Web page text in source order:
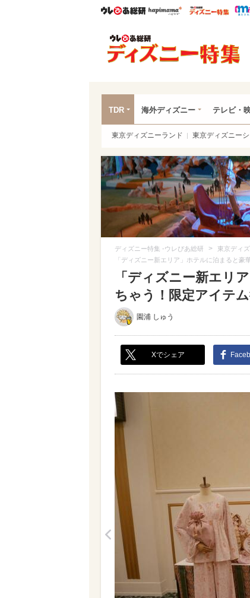
ウレぴあ総研ハピママ* ウ
TDR 海外ディズニー テレビ・
東京ディズニーランド 東京ディズニー
ディズニー特集 -ウレぴあ総研 > 東京ディ
「ディズニー新エリア」ホテルに泊まると
「ディズニー新エリ
ちゃう！限定アイテム
園浦 しゅう
Xでシェア